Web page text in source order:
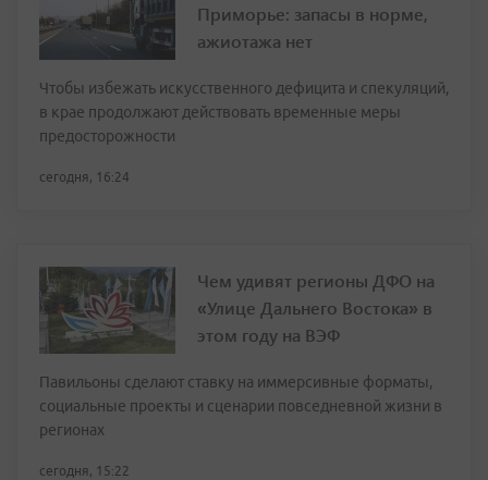
Приморье: запасы в норме,
ажиотажа нет
Чтобы избежать искусственного дефицита и спекуляций,
в крае продолжают действовать временные меры
предосторожности
сегодня, 16:24
Чем удивят регионы ДФО на
«Улице Дальнего Востока» в
этом году на ВЭФ
Павильоны сделают ставку на иммерсивные форматы,
социальные проекты и сценарии повседневной жизни в
регионах
сегодня, 15:22